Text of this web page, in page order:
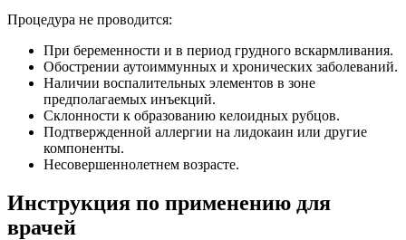
Процедура не проводится:
При беременности и в период грудного вскармливания.
Обострении аутоиммунных и хронических заболеваний.
Наличии воспалительных элементов в зоне
предполагаемых инъекций.
Склонности к образованию келоидных рубцов.
Подтвержденной аллергии на лидокаин или другие
компоненты.
Несовершеннолетнем возрасте.
Инструкция по применению для
врачей